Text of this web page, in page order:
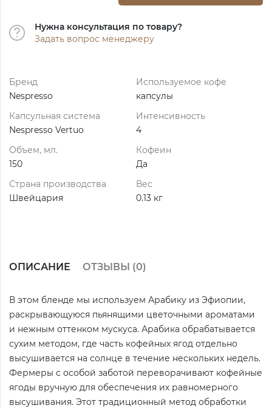
Нужна консультация по товару?
Задать вопрос менеджеру
Бренд
Nespresso
Используемое кофе
капсулы
Капсульная система
Nespresso Vertuo
Интенсивность
4
Объем, мл.
150
Кофеин
Да
Страна производства
Швейцария
Вес
0.13 кг
ОПИСАНИЕ ОТЗЫВЫ (0)
В этом бленде мы используем Арабику из Эфиопии,
раскрывающуюся пьянящими цветочными ароматами
и нежным оттенком мускуса. Арабика обрабатывается
сухим методом, где часть кофейных ягод отдельно
высушивается на солнце в течение нескольких недель.
Фермеры с особой заботой переворачивают кофейные
ягоды вручную для обеспечения их равномерного
высушивания. Этот традиционный метод обработки